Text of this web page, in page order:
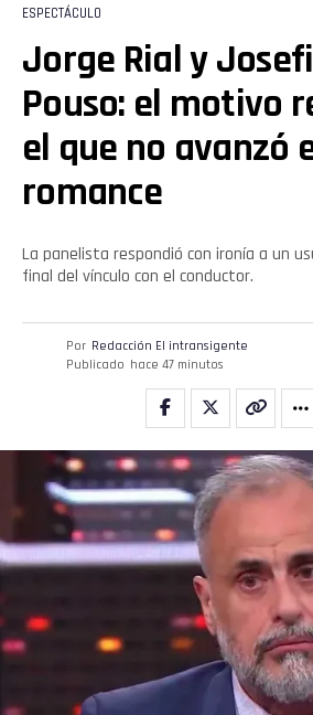
ESPECTÁCULO
Jorge Rial y
Pouso: el motivo
el que no avanzó
romance
La panelista respondió con ironía a un
final del vínculo con el conductor.
Por Redacción El intransigente
Publicado hace 47 minutos
Flipboard
Reddit
Whatsapp
Email